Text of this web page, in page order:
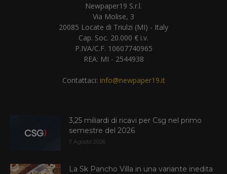
Newpaper19 S.r.l.
Via Molise, 3
20085 Locate di Triulzi (MI) - Italy
Cap. Soc. 20.000 € i.v.
P.IVA/C.F. 10607740965
REA: MI - 2544938
Contattaci: info@newpaper19.it
3,25 miliardi di ricavi per Csg nel primo
semestre del 2026
7 Agosto 2026
La Sk Pancho Villa in una variante inedita